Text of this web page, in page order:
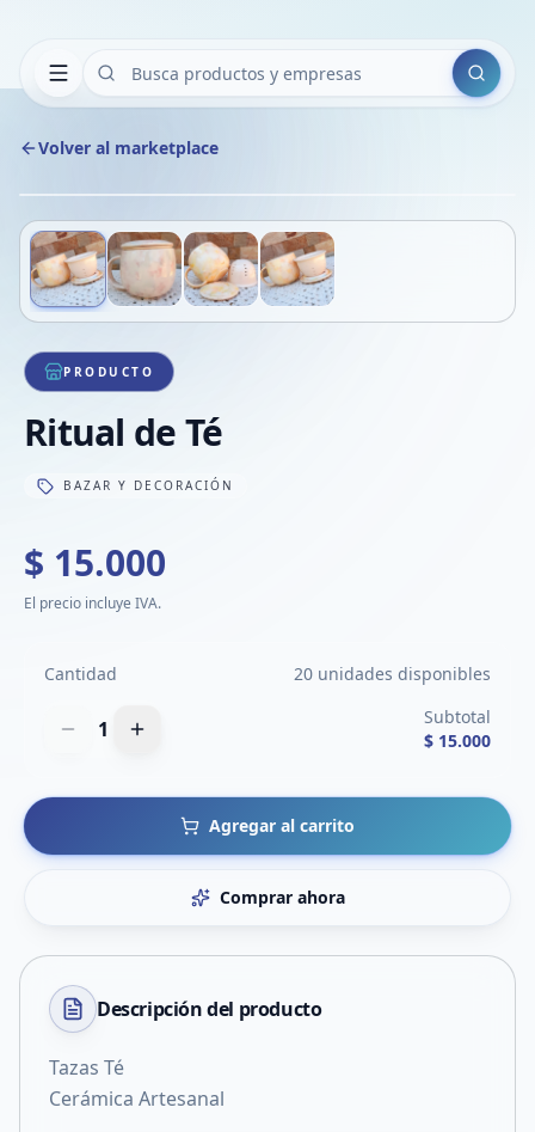
Buscar
Volver al marketplace
1/4
PRODUCTO
Ritual de Té
BAZAR Y DECORACIÓN
$ 15.000
El precio incluye IVA.
Cantidad 20 unidades disponibles
1
Subtotal
$ 15.000
Agregar al carrito
Comprar ahora
Descripción del producto
Tazas Té